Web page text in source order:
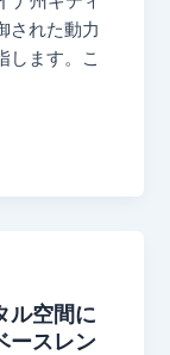
された動力
します。こ
ル空間に
ースレン